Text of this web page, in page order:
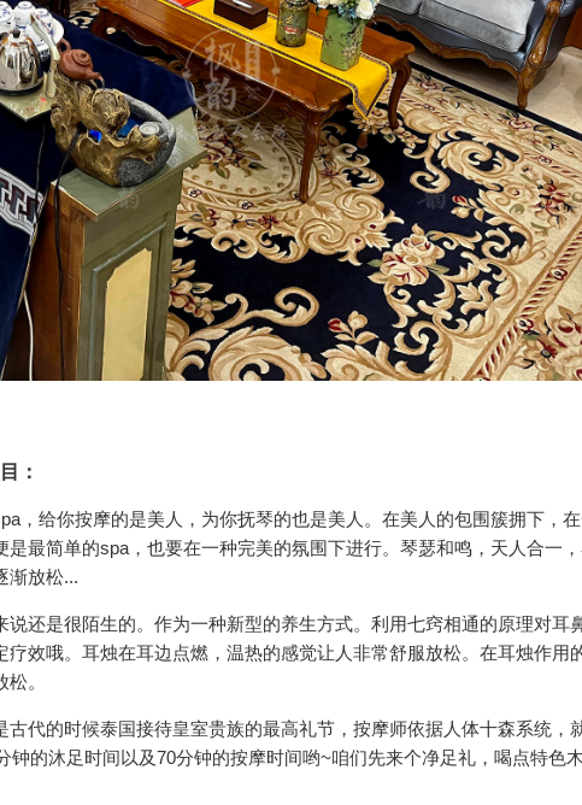
：
，给你按摩的是美人，为你抚琴的也是美人。在美人的包围簇拥下，
最简单的spa，也要在一种完美的氛围下进行。琴瑟和鸣，天人合一
渐放松...
还是很陌生的。作为一种新型的养生方式。利用七窍相通的原理对耳
疗效哦。耳烛在耳边点燃，温热的感觉让人非常舒服放松。在耳烛作用
。
代的时候泰国接待皇室贵族的最高礼节，按摩师依据人体十森系统，
钟的沐足时间以及70分钟的按摩时间哟~咱们先来个净足礼，喝点特色